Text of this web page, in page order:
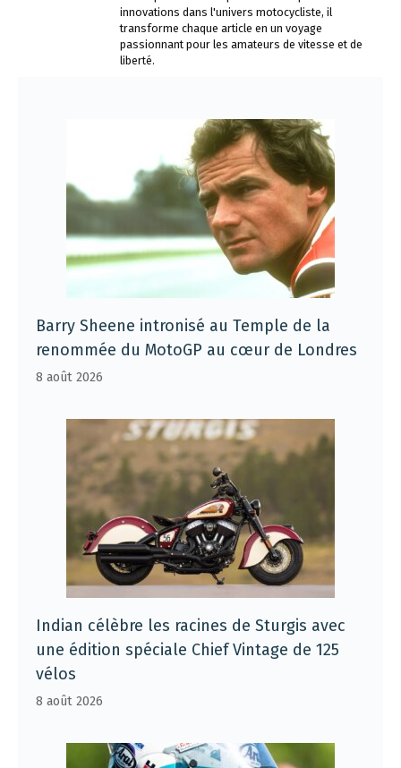
innovations dans l'univers motocycliste, il
transforme chaque article en un voyage
passionnant pour les amateurs de vitesse et de
liberté.
Barry Sheene intronisé au Temple de la
renommée du MotoGP au cœur de Londres
8 août 2026
Indian célèbre les racines de Sturgis avec
une édition spéciale Chief Vintage de 125
vélos
8 août 2026